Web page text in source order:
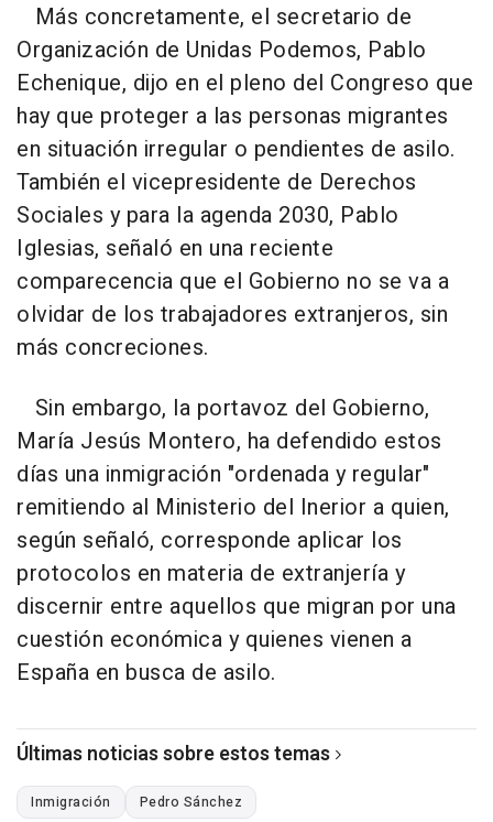
Más concretamente, el secretario de
Organización de Unidas Podemos, Pablo
Echenique, dijo en el pleno del Congreso que
hay que proteger a las personas migrantes
en situación irregular o pendientes de asilo.
También el vicepresidente de Derechos
Sociales y para la agenda 2030, Pablo
Iglesias, señaló en una reciente
comparecencia que el Gobierno no se va a
olvidar de los trabajadores extranjeros, sin
más concreciones.
Sin embargo, la portavoz del Gobierno,
María Jesús Montero, ha defendido estos
días una inmigración "ordenada y regular"
remitiendo al Ministerio del Inerior a quien,
según señaló, corresponde aplicar los
protocolos en materia de extranjería y
discernir entre aquellos que migran por una
cuestión económica y quienes vienen a
España en busca de asilo.
Últimas noticias sobre estos temas
Inmigración Pedro Sánchez